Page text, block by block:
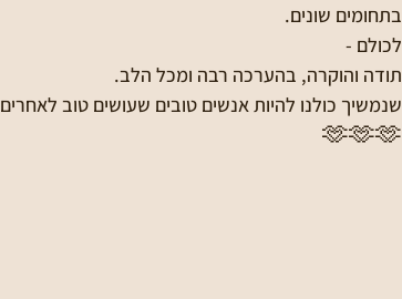
בתחומים שונים.
לכולם -
תודה והוקרה, בהערכה רבה ומכל הלב.
שנמשיך כולנו להיות אנשים טובים שעושים טוב לאחרים
🫶🫶🫶